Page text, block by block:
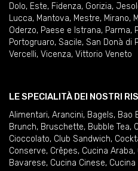
Dolo, Este, Fidenza, Gorizia,
Lucca, Mantova, Mestre, Mirano,
Oderzo, Paese e Istrana, Parma,
Portogruaro, Sacile, San Donà di
Vercelli, Vicenza, Vittorio Veneto
LE SPECIALITÀ DEI NOSTRI
Alimentari, Arancini, Bagels, Bao
Brunch, Bruschette, Bubble Tea,
Cioccolato, Club Sandwich,
Conserve, Crêpes, Cucina Araba,
Bavarese, Cucina Cinese, Cucina